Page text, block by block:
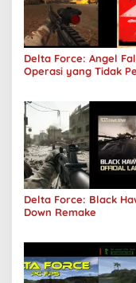
Delta Force: Angel
Operasi yang Tidak
Delta Force: Black
Down Remake